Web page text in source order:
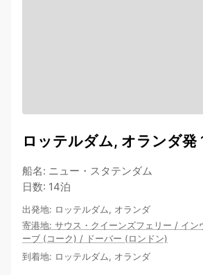
ロッテルダム, オランダ発
船名: ニュー・スタテンダム
日数: 14泊
出発地: ロッテルダム, オランダ
寄港地: サウス・クイーンズフェリー / イン
ーブ (コーク) / ドーバー (ロンドン)
到着地: ロッテルダム, オランダ